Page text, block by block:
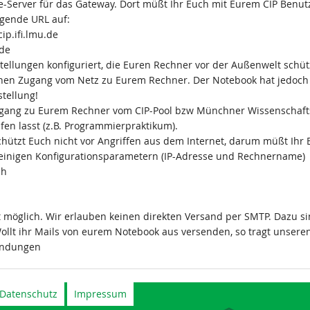
für das Gateway. Dort müßt Ihr Euch mit Eurem CIP
URL auf:
konfiguriert, die Euren Rechner vor der Außenwelt
Zugang vom Netz zu Eurem Rechner. Der Notebook hat
zu Eurem Rechner vom CIP-Pool bzw Münchner
lasst (z.B. Programmierpraktikum).
Euch nicht vor Angriffen aus dem Internet, darum müßt Ihr
Konfigurationsparametern (IP-Adresse und Rechnername)
Wir erlauben keinen direkten Versand per SMTP. Dazu
ihr Mails von eurem Notebook aus versenden, so tragt
Datenschutz Impressum